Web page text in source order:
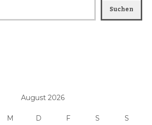
Suchen
August 2026
M D F S S